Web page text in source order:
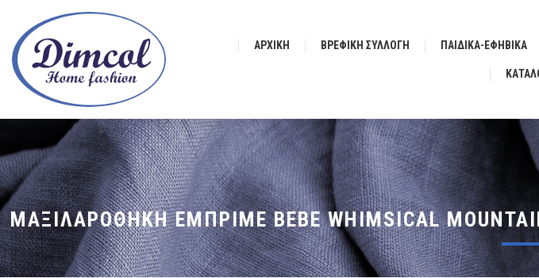
ΑΡΧΙΚΉ ΒΡΕΦΙΚΗ ΣΥΛΛΟΓΗ ΠΑΙΔΙΚΑ-ΕΦΗΒΙΚΑ
ΜΑΞΙΛΑΡΟΘΉΚΗ ΕΜΠΡΙΜΈ BEBE WHIMSICAL